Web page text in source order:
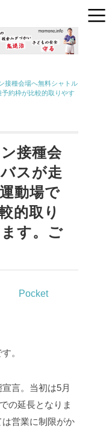
接種会場へ無料シャトル
約枠が比較的取りやす
接種会
スが走
動場で
的取り
す。ご
Pocket
。
言。当初は5月
の延長となりま
営業に制限がか